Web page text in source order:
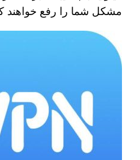
مشکل شما را رفع خواهند